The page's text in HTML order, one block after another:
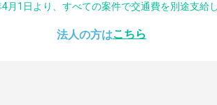
1日より、すべての案件で交通費を別途支給し
法人の方はこちら